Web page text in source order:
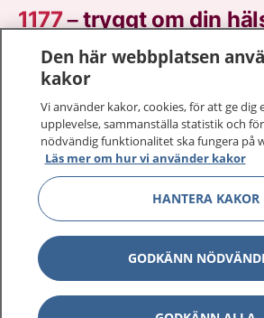
1177–tryggt om din
På 1177.se får du råd om hälsa och
sjukdomar och vilka mottagningar
Logga in för att läsa din journal
vårdärenden. Ring telefonnummer
sjukvårdsrådgivning dygnet runt.
1177 ger dig råd när du vill må bättre.
1177 på flera språk
Den här webbplatsen
kakor
Vi använder kakor, cookies, för att ge dig
upplevelse, sammanställa statistik och
nödvändig funktionalitet ska fungera på
Läs mer om hur vi använder kakor
HANTERA KAKOR
GODKÄNN